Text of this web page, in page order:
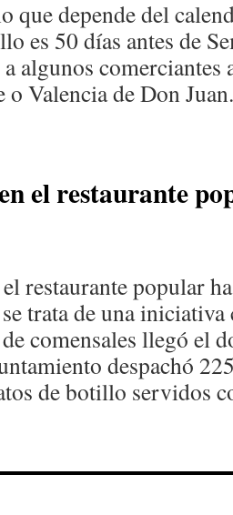
que depende del
es 50 días antes de
algunos comerciantes
Valencia de Don Juan.
el restaurante
restaurante popular
trata de una
comensales llegó el
despachó
de botillo servidos